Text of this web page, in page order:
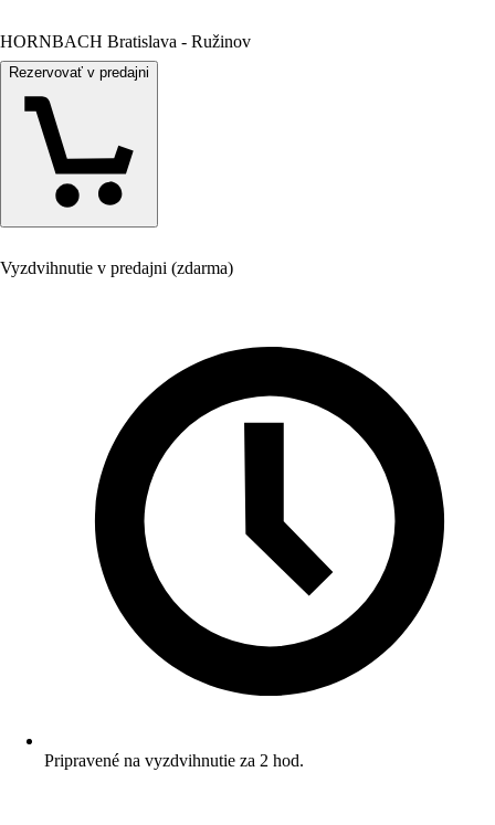
HORNBACH Bratislava - Ružinov
Rezervovať v predajni
Vyzdvihnutie v predajni (zdarma)
Pripravené na vyzdvihnutie za 2 hod.